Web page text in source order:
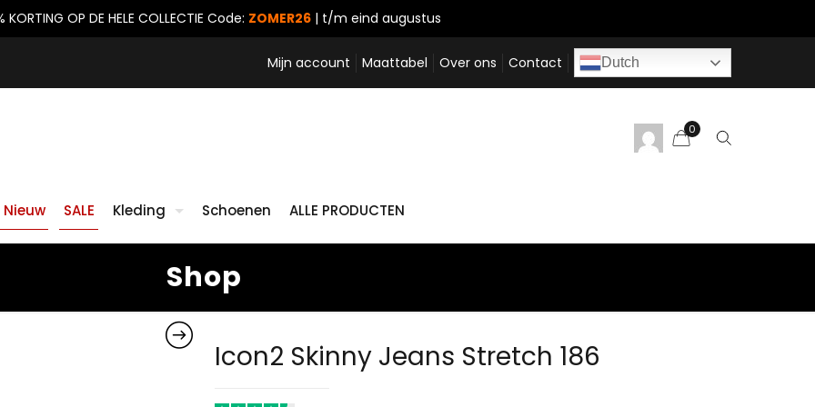
KORTING OP DE HELE COLLECTIE Code: ZOMER26| t/m eind augustus
Mijn account Maattabel Over ons Contact Dutch
0
Nieuw SALE Kleding Schoenen ALLE PRODUCTEN
Shop
Icon2 Skinny Jeans Stretch 186